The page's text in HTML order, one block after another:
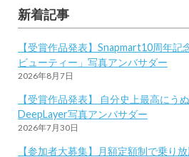
新着記事
【受賞作品発表】Snapmart10周年記
ビューティー」写真アンバサダー
2026年8月7日
【受賞作品発表】 自分史上最高にう
DeepLayer写真アンバサダー
2026年7月30日
【参加者大募集】月額定額制で乗り